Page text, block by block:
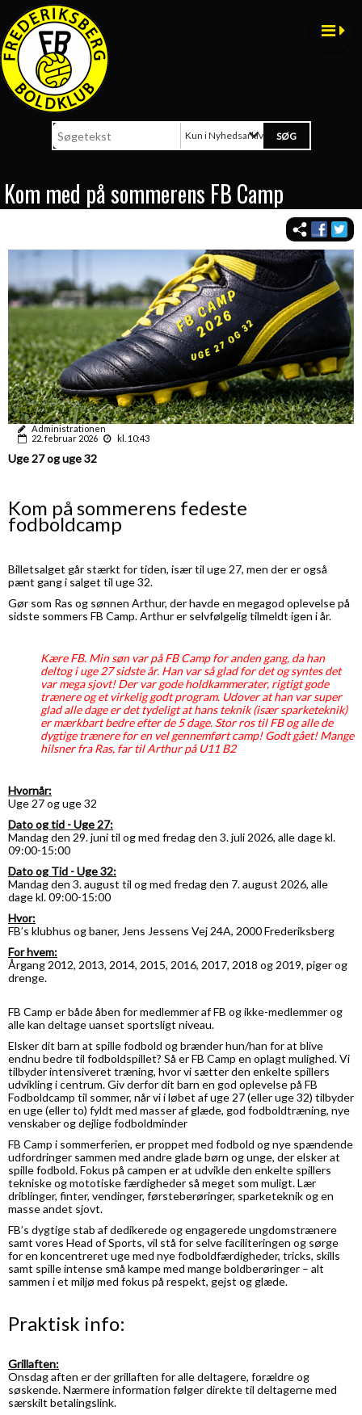
Kun i Nyhedsarkiv
Kom med på sommerens FB Camp
Administrationen
22. februar 2026
kl. 10:43
Uge 27 og uge 32
Kom på sommerens fedeste
fodboldcamp
Billetsalget går stærkt for tiden, især til uge 27, men der er også
pænt gang i salget til uge 32.
Gør som Ras og sønnen Arthur, der havde en megagod oplevelse på
sidste sommers FB Camp. Arthur er selvfølgelig tilmeldt igen i år.
Kære FB. Min søn var på FB Camp for anden gang, da han
deltog i uge 27 sidste år. Han var så glad for det og syntes det
var mega sjovt! Der var gode holdkammerater, rigtigt gode
trænere og et virkelig godt program. Udover at han var super
glad alle dage er det tydeligt at hans teknik (især sparketeknik)
er mærkbart bedre efter de 5 dage. Stor ros til FB og alle de
dygtige trænere for en vel gennemført camp!Godt gået!Mange
hilsner fra Ras, far til Arthur på U11 B2
Hvornår:
Uge 27 og uge 32
Dato og tid - Uge 27:
Mandag den 29. juni til og med fredag den 3. juli 2026, alle dage kl.
09:00-15:00
Dato og Tid - Uge 32:
Mandag den 3. august til og med fredag den 7. august 2026, alle
dage kl. 09:00-15:00
Hvor:
FB’s klubhus og baner, Jens Jessens Vej 24A, 2000 Frederiksberg
For hvem:
Årgang 2012, 2013, 2014, 2015, 2016, 2017, 2018 og 2019, piger og
drenge.
FB Camp er både åben for medlemmer af FB og ikke-medlemmer og
alle kan deltage uanset sportsligt niveau.
Elsker dit barn at spille fodbold og brænder hun/han for at blive
endnu bedre til fodboldspillet? Så er FB Camp en oplagt mulighed. Vi
tilbyder intensiveret træning, hvor vi sætter den enkelte spillers
udvikling i centrum. Giv derfor dit barn en god oplevelse på FB
Fodboldcamp til sommer, når vi i løbet af uge 27 (eller uge 32) tilbyder
en uge (eller to) fyldt med masser af glæde, god fodboldtræning, nye
venskaber og dejlige fodboldminder
FB Camp i sommerferien, er proppet med fodbold og nye spændende
udfordringer sammen med andre glade børn og unge, der elsker at
spille fodbold. Fokus på campen er at udvikle den enkelte spillers
tekniske og mototiske færdigheder så meget som muligt. Lær
driblinger, finter, vendinger, førsteberøringer, sparketeknik og en
masse andet sjovt.
FB’s dygtige stab af dedikerede og engagerede ungdomstrænere
samt vores Head of Sports, vil stå for selve faciliteringen og sørge
for en koncentreret uge med nye fodboldfærdigheder, tricks, skills
samt spille intense små kampe med mange boldberøringer – alt
sammen i et miljø med fokus på respekt, gejst og glæde.
Praktisk info:
Grillaften:
Onsdag aften er der grillaften for alle deltagere, forældre og
søskende. Nærmere information følger direkte til deltagerne med
særskilt betalingslink.